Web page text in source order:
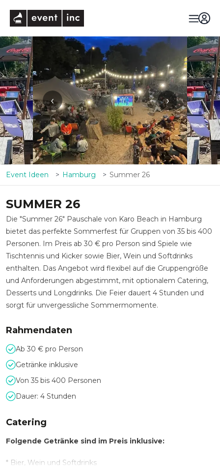
‹ ›
Event Ideen Hamburg Summer 26
SUMMER 26
Die "Summer 26" Pauschale von Karo Beach in Hamburg
bietet das perfekte Sommerfest für Gruppen von 35 bis 400
Personen. Im Preis ab 30 € pro Person sind Spiele wie
Tischtennis und Kicker sowie Bier, Wein und Softdrinks
enthalten. Das Angebot wird flexibel auf die Gruppengröße
und Anforderungen abgestimmt, mit optionalem Catering,
Desserts und Longdrinks. Die Feier dauert 4 Stunden und
sorgt für unvergessliche Sommermomente.
Rahmendaten
Ab 30 € pro Person
Getränke inklusive
Von 35 bis 400 Personen
Dauer: 4 Stunden
Catering
Folgende Getränke sind im Preis inklusive:
* Bier, Wein und Softdrinks